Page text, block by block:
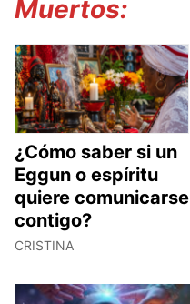
Muertos:
¿Cómo saber si un
Eggun o espíritu
quiere comunicarse
contigo?
CRISTINA